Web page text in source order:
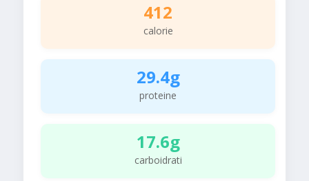
412
calorie
29.4g
proteine
17.6g
carboidrati